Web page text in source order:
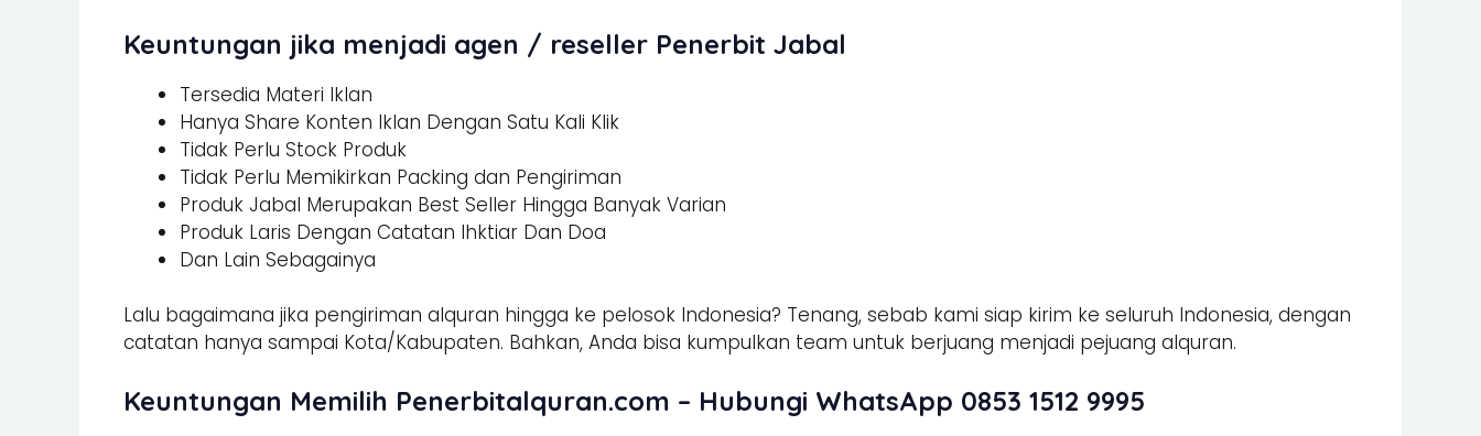
Keuntungan jika menjadi agen / reseller Penerbit Jabal
Tersedia Materi Iklan
Hanya Share Konten Iklan Dengan Satu Kali Klik
Tidak Perlu Stock Produk
Tidak Perlu Memikirkan Packing dan Pengiriman
Produk Jabal Merupakan Best Seller Hingga Banyak Varian
Produk Laris Dengan Catatan Ihktiar Dan Doa
Dan Lain Sebagainya
Lalu bagaimana jika pengiriman alquran hingga ke pelosok Indonesia? Tenang, sebab kami siap kirim ke seluruh Indonesia, dengan
catatan hanya sampai Kota/Kabupaten. Bahkan, Anda bisa kumpulkan team untuk berjuang menjadi pejuang alquran.
Keuntungan Memilih Penerbitalquran.com – Hubungi WhatsApp 0853 1512 9995